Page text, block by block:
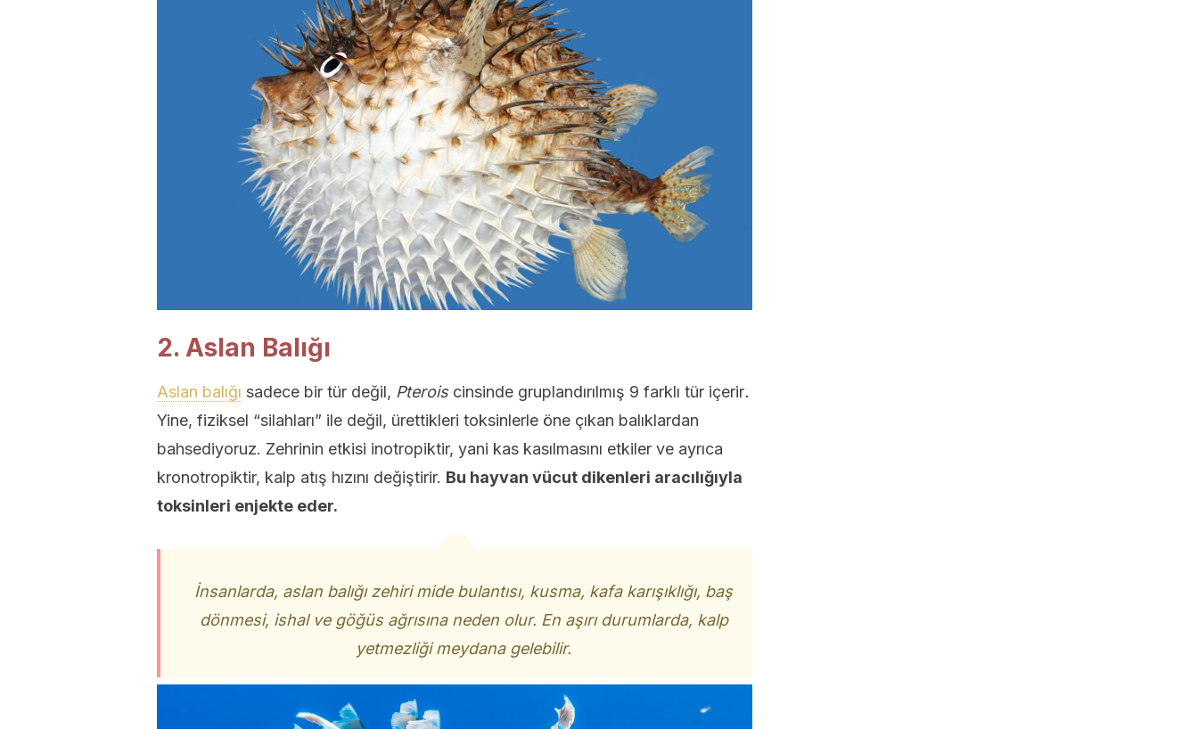
2. Aslan Balığı
Aslan balığı sadece bir tür değil, Pterois cinsinde gruplandırılmış 9 farklı tür içerir.
Yine, fiziksel “silahları” ile değil, ürettikleri toksinlerle öne çıkan balıklardan
bahsediyoruz. Zehrinin etkisi inotropiktir, yani kas kasılmasını etkiler ve ayrıca
kronotropiktir, kalp atış hızını değiştirir. Bu hayvan vücut dikenleri aracılığıyla
toksinleri enjekte eder.
İnsanlarda, aslan balığı zehiri mide bulantısı, kusma, kafa karışıklığı, baş
dönmesi, ishal ve göğüs ağrısına neden olur. En aşırı durumlarda, kalp
yetmezliği meydana gelebilir.